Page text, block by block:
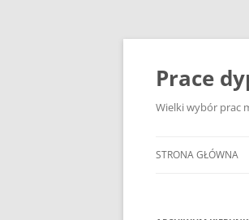
Przejdź
Prace
Wielki wybór prac
STRONA GŁÓWNA